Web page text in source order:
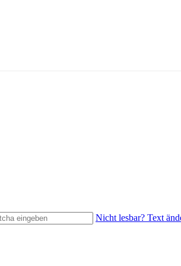
Nicht lesbar? Text